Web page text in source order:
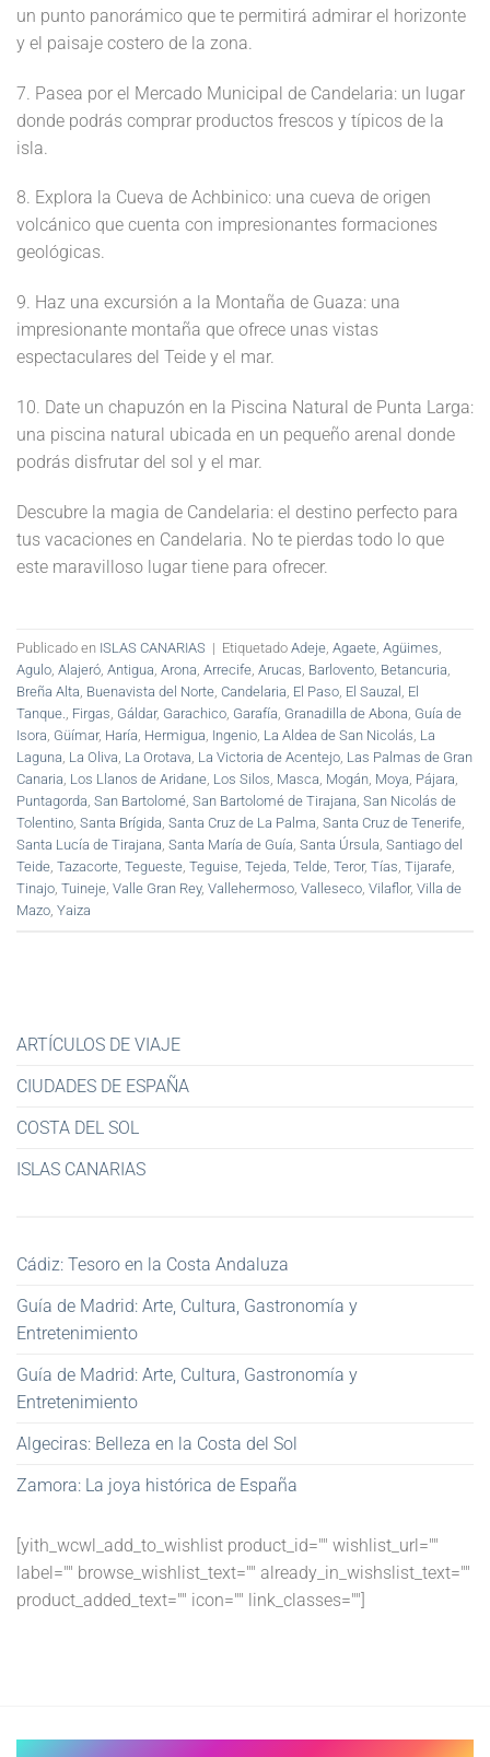
un punto panorámico que te permitirá admirar el horizonte
y el paisaje costero de la zona.
7. Pasea por el Mercado Municipal de Candelaria: un lugar
donde podrás comprar productos frescos y típicos de la
isla.
8. Explora la Cueva de Achbinico: una cueva de origen
volcánico que cuenta con impresionantes formaciones
geológicas.
9. Haz una excursión a la Montaña de Guaza: una
impresionante montaña que ofrece unas vistas
espectaculares del Teide y el mar.
10. Date un chapuzón en la Piscina Natural de Punta Larga:
una piscina natural ubicada en un pequeño arenal donde
podrás disfrutar del sol y el mar.
Descubre la magia de Candelaria: el destino perfecto para
tus vacaciones en Candelaria. No te pierdas todo lo que
este maravilloso lugar tiene para ofrecer.
Publicado en ISLAS CANARIAS | Etiquetado Adeje Agaete Agüimes
Agulo Alajeró Antigua Arona Arrecife Arucas Barlovento Betancuria
Breña Alta Buenavista del Norte Candelaria El Paso El Sauzal
El
Tanque.
Firgas Gáldar, Garachico Garafía Granadilla de Abona Guía de
Isora Güímar, Haría Hermigua Ingenio La Aldea de San Nicolás La
Laguna La Oliva La Orotava La Victoria de Acentejo Las Palmas de Gran
Canaria Los Llanos de Aridane Los Silos Masca Mogán Moya Pájara
Puntagorda San Bartolomé San Bartolomé de Tirajana San Nicolás de
Tolentino Santa Brígida Santa Cruz de La Palma Santa Cruz de Tenerife
Santa Lucía de Tirajana Santa María de Guía Santa Úrsula Santiago del
Teide Tazacorte Tegueste Teguise Tejeda Telde Teror, Tías Tijarafe
Tinajo Tuineje Valle Gran Rey, Vallehermoso Valleseco Vilaflor, Villa de
Mazo Yaiza
ARTÍCULOS DE VIAJE
CIUDADES DE ESPAÑA
COSTA DEL SOL
ISLAS CANARIAS
Cádiz: Tesoro en la Costa Andaluza
Guía de Madrid: Arte, Cultura, Gastronomía y
Entretenimiento
Guía de Madrid: Arte, Cultura, Gastronomía y
Entretenimiento
Algeciras: Belleza en la Costa del Sol
Zamora: La joya histórica de España
[yith_wcwl_add_to_wishlist product_id="" wishlist_url=""
label="" browse_wishlist_text="" already_in_wishslist_text=""
product_added_text="" icon="" link_classes=""]